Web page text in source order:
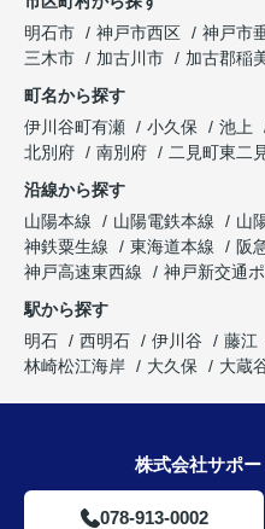
明石市
神戸市西区 神戸市
三木市
加古川市 加古郡稲
町名から探す
伊川谷町有瀬
小久保 池上
北別府
南別府 二見町東二
沿線から探す
山陽本線
山陽電鉄本線 山
神鉄粟生線
東海道本線 阪
神戸高速東西線
神戸新交通
駅から探す
明石
西明石 伊川谷 藤江
林崎松江海岸
大久保 大蔵
株式会社サポ
078-913-0002